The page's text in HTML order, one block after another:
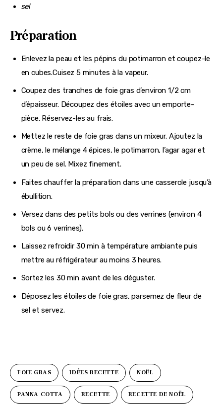
sel
Préparation
Enlevez la peau et les pépins du potimarron et coupez-le
en cubes.Cuisez 5 minutes à la vapeur.
Coupez des tranches de foie gras d’environ 1/2 cm
d’épaisseur. Découpez des étoiles avec un emporte-
pièce. Réservez-les au frais.
Mettez le reste de foie gras dans un mixeur. Ajoutez la
crème, le mélange 4 épices, le potimarron, l’agar agar et
un peu de sel. Mixez finement.
Faites chauffer la préparation dans une casserole jusqu’à
ébullition.
Versez dans des petits bols ou des verrines (environ 4
bols ou 6 verrines).
Laissez refroidir 30 min à température ambiante puis
mettre au réfrigérateur au moins 3 heures.
Sortez les 30 min avant de les déguster.
Déposez les étoiles de foie gras, parsemez de fleur de
sel et servez.
FOIE GRAS IDÉES RECETTE NOËL
PANNA COTTA RECETTE RECETTE DE NOËL